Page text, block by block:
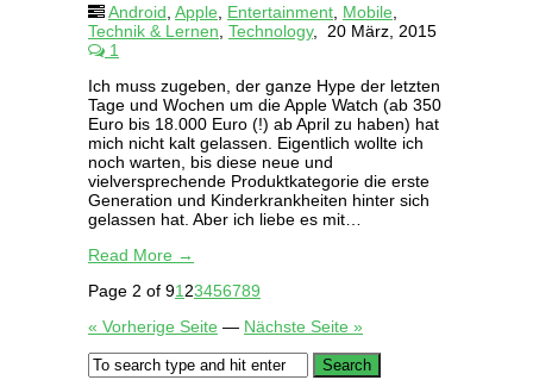
Android Apple Entertainment Mobile
Technik & Lernen Technology,
20 März, 2015
1
Ich muss zugeben, der ganze Hype der letzten
Tage und Wochen um die Apple Watch (ab 350
Euro bis 18.000 Euro (!) ab April zu haben) hat
mich nicht kalt gelassen. Eigentlich wollte ich
noch warten, bis diese neue und
vielversprechende Produktkategorie die erste
Generation und Kinderkrankheiten hinter sich
gelassen hat. Aber ich liebe es mit…
Read More →
Page 2 of 91 23456789
« Vorherige Seite — Nächste Seite »